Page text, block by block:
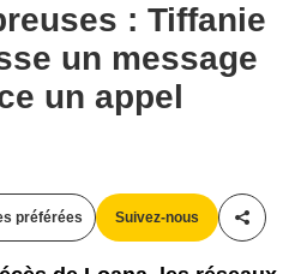
: Tiffanie
un message
un appel
préférées Suivez-nous